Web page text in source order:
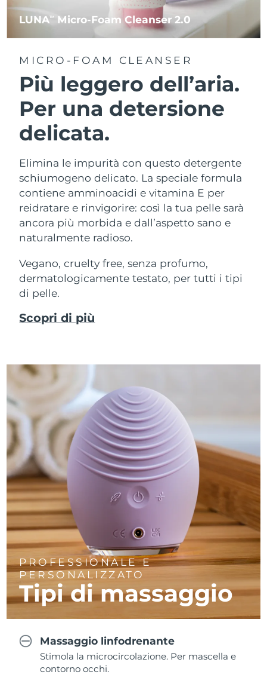
LUNATM Micro-Foam Cleanser 2.0
MICRO-FOAM CLEANSER
Più leggero dell’aria.
Per una detersione
delicata.
Elimina le impurità con questo detergente
schiumogeno delicato. La speciale formula
contiene amminoacidi e vitamina E per
reidratare e rinvigorire: così la tua pelle sarà
ancora più morbida e dall’aspetto sano e
naturalmente radioso.
Vegano, cruelty free, senza profumo,
dermatologicamente testato, per tutti i tipi
di pelle.
Scopri di più
PROFESSIONALE E
PERSONALIZZATO
Tipi di massaggio
Massaggio linfodrenante
Stimola la microcircolazione. Per mascella e
contorno occhi.